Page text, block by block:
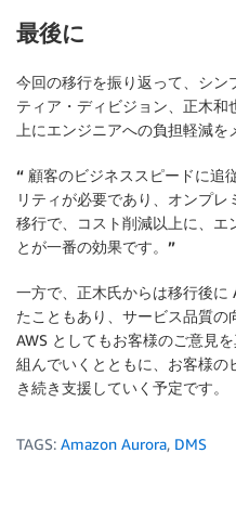
最後に
今回の移行を振り返って、シン
ティア・ディビジョン、正木和
上にエンジニアへの負担軽減を
“ 顧客のビジネススピードに追
リティが必要であり、オンプ
移行で、コスト削減以上に、エ
とが一番の効果です。”
一方で、正木氏からは移行後に
たこともあり、サービス品質の
AWS としてもお客様のご意見
組んでいくとともに、お客様の
き続き支援していく予定です。
TAGS: Amazon Aurora, DMS